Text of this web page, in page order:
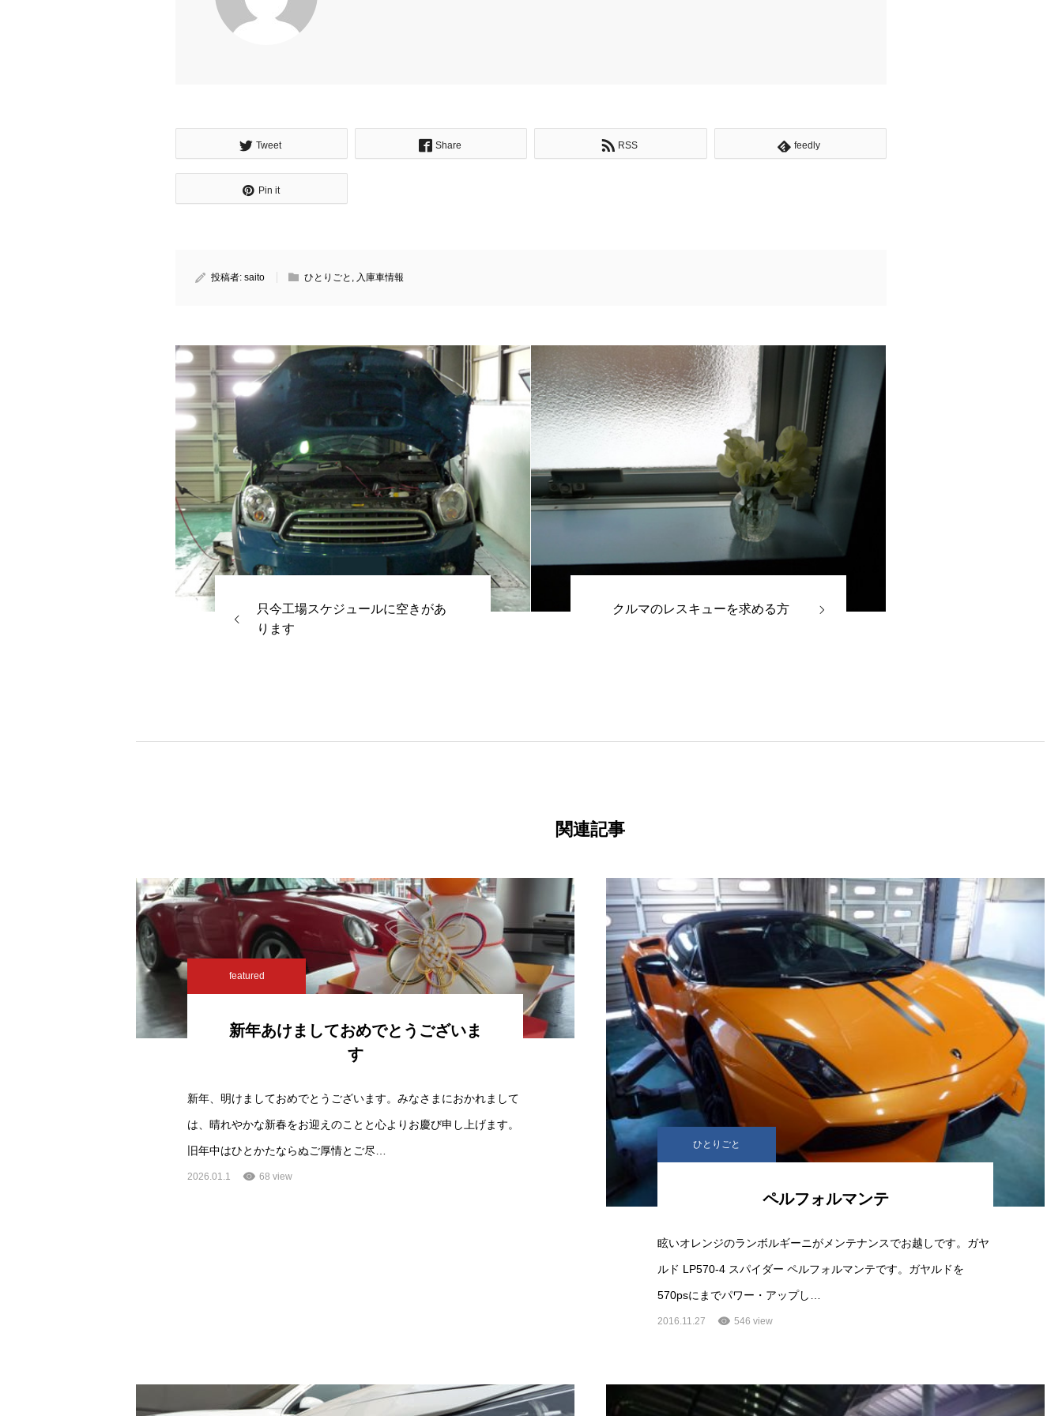
Tweet Share RSS feedly
Pin it
投稿者: saito ひとりごと , 入庫車情報
只今工場スケジュールに空きがあ
ります
クルマのレスキューを求める方
関連記事
featured
新年あけましておめでとうございま
す
新年、明けましておめでとうございます。みなさまにおかれまして
は、晴れやかな新春をお迎えのことと心よりお慶び申し上げます。
旧年中はひとかたならぬご厚情とご尽…
2026.01.1 68 view
ひとりごと
ペルフォルマンテ
眩いオレンジのランボルギーニがメンテナンスでお越しです。ガヤ
ルド LP570-4 スパイダー ペルフォルマンテです。ガヤルドを
570psにまでパワー・アップし…
2016.11.27 546 view